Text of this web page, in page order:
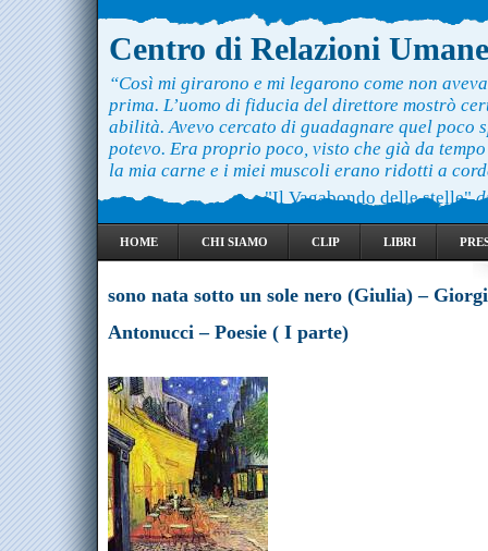
Centro di Relazioni Umane
“Così mi girarono e mi legarono come non
prima. L’uomo di fiducia del direttore mostrò
abilità. Avevo cercato di guadagnare quel poco
potevo. Era proprio poco, visto che già da
la mia carne e i miei muscoli erano ridotti a
"Il Vagabondo delle stelle"
HOME CHI SIAMO CLIP LIBRI
sono nata sotto un sole nero (Giulia) –
Antonucci – Poesie ( I parte)